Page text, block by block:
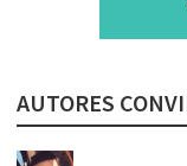
AUTORES